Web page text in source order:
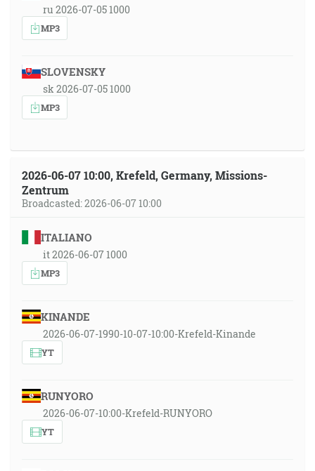
ru 2026-07-05 1000
MP3
SLOVENSKY
sk 2026-07-05 1000
MP3
2026-06-07 10:00, Krefeld, Germany, Missions-
Zentrum
Broadcasted: 2026-06-07 10:00
ITALIANO
it 2026-06-07 1000
MP3
KINANDE
2026-06-07-1990-10-07-10:00-Krefeld-Kinande
YT
RUNYORO
2026-06-07-10:00-Krefeld-RUNYORO
YT